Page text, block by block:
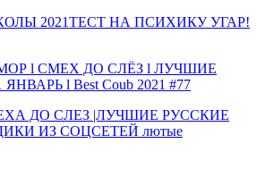
2021ТЕСТ НА ПСИХИКУ УГАР!
l СМЕХ ДО СЛЁЗ l ЛУЧШИЕ
l Best Coub 2021 #77
ДО СЛЕЗ |ЛУЧШИЕ РУССКИЕ
ИЗ СОЦСЕТЕЙ лютые